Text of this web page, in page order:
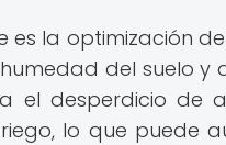
es la optimización
del suelo
el desperdicio
lo que puede